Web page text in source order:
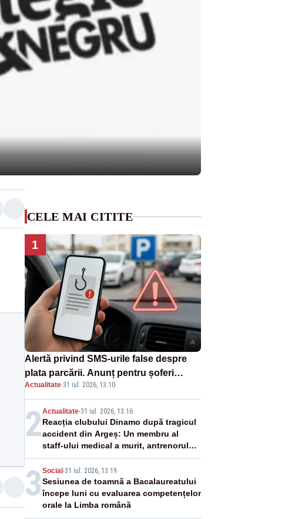
CELE MAI CITITE
1
Alertă privind SMS-urile false despre
plata parcării. Anunț pentru șoferi
asupra unei noi metode de fraudă
online
Actualitate·31 iul. 2026, 13:10
2Actualitate-31 iul. 2026, 13:16
Reacția clubului Dinamo după tragicul
accident din Argeș: Un membru al
staff-ului medical a murit, antrenorul
Adrian Ropotan este în spital
3 Social -31 iul. 2026, 13:19
Sesiunea de toamnă a Bacalaureatului
începe luni cu evaluarea competențelor
orale la Limba română